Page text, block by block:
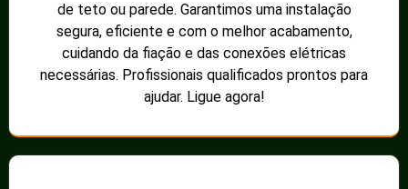
de teto ou parede. Garantimos uma instalação
segura, eficiente e com o melhor acabamento,
cuidando da fiação e das conexões elétricas
necessárias. Profissionais qualificados prontos para
ajudar. Ligue agora!